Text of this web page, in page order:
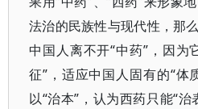
法治的民族性与现代性，那
中国人离不开“中药”，因为
征”，适应中国人固有的“体
以“治本”，认为西药只能“